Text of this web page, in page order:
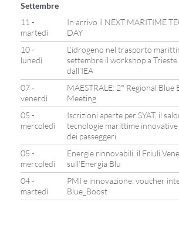
Settembre
11 -
martedì
In arrivo il NEXT MARITIME
DAY
10 -
lunedì
L’idrogeno nel trasporto
settembre il workshop a
dall’IEA
07 -
venerdì
MAESTRALE: 2° Regional Blue
Meeting
05 -
mercoledì
Iscrizioni aperte per SYAT, il
tecnologie marittime
dei passeggeri
05 -
mercoledì
Energie rinnovabili, il Friuli
sull’Energia Blu
04 -
martedì
PMI e innovazione: voucher
Blue_Boost